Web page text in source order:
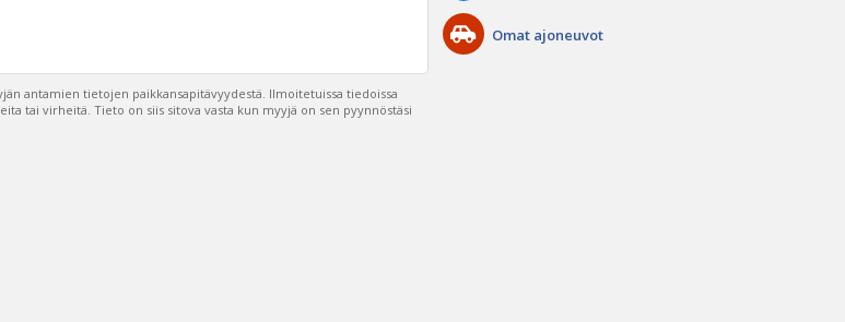
antamien tietojen paikkansapitävyydestä. Ilmoitetuissa tiedoissa
tai virheitä. Tieto on siis sitova vasta kun myyjä on sen pyynnöstäsi
Omat ajoneuvot